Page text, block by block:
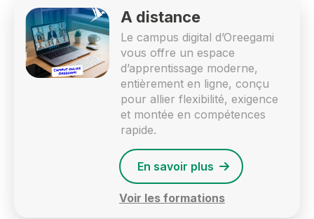
A distance
Le campus digital d’Oreegami
vous offre un espace
d’apprentissage moderne,
entièrement en ligne, conçu
pour allier flexibilité, exigence
et montée en compétences
rapide.
En savoir plus
Voir les formations